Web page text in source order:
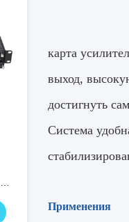
карта
выход,
достигнуть
Система
Применения